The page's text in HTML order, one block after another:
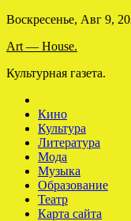
Skip
content
Воскресенье, Авг 9,
Art — House.
Культурная газета.
Кино
Культура
Литература
Мода
Музыка
Образование
Театр
Карта сайта